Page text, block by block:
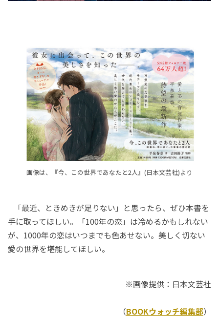
画像は、『今、この世界であなたと2人』(日本文芸社)より
「最近、ときめきが足りない」と思ったら、ぜひ本書を
手に取ってほしい。「100年の恋」は冷めるかもしれない
が、1000年の恋はいつまでも色あせない。美しく切ない
愛の世界を堪能してほしい。
※画像提供：日本文芸社
（BOOKウォッチ編集部）